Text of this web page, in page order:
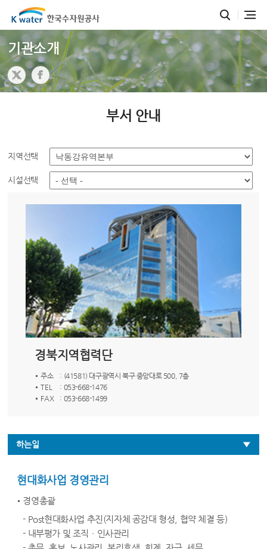
기관소개
부서 안내
지역선택
시설선택
경북지역협력단
주소
: (41581) 대구광역시 북구 중앙대로 500, 7층
TEL
: 053-668-1476
FAX
: 053-668-1499
하는일
현대화사업 경영관리
경영총괄
- Post현대화사업 추진(지자체 공감대 형성, 협약 체결 등)
- 내부평가 및 조직ㆍ인사관리